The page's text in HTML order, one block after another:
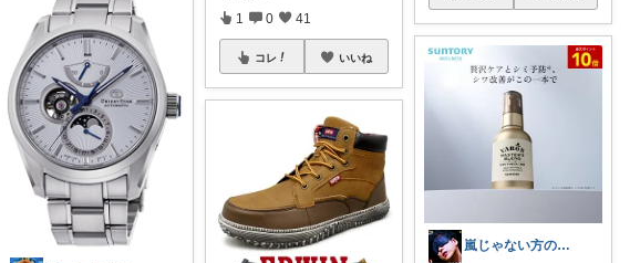
1 0 41
コレ いいね
嵐じゃない方のニノ